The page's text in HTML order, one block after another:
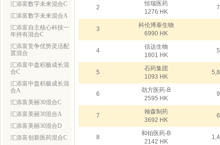
汇添富数字未来混合C
汇添富数字未来混合A
汇添富自主核心科技一
年持有混合C
汇添富竞争优势灵活配
置混合
汇添富中盘积极成长混
合C
汇添富中盘积极成长混
合A
汇添富美丽30混合C
汇添富美丽30混合A
汇添富美丽30混合D
汇添富创新医药混合C
2
恒瑞医药
1276 HK
3
科伦博泰生物
6990 HK
4
信达生物
1801 HK
5
石药集团
1093 HK
6
劲方医药-B
2595 HK
7
翰森制药
3692 HK
8
和铂医药-B
2142 HK